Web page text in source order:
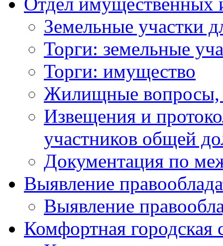
Земельные участки
Торги: земельные
Торги: имущество
Жилищные вопросы,
Извещения и
участников общей
Документация по
Выявление
Выявление
Комфортная городская